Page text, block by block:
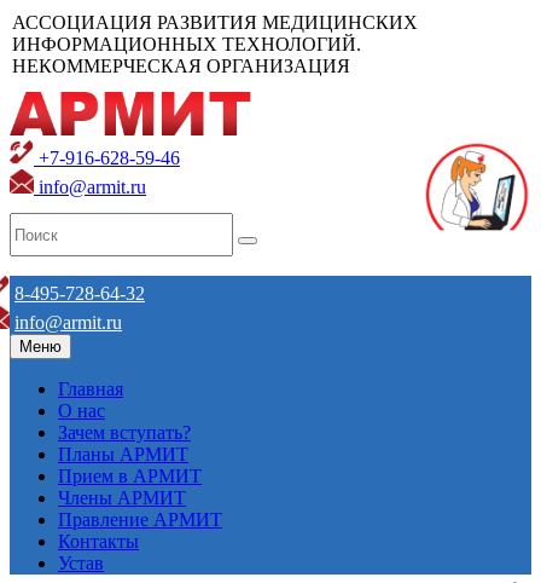
АССОЦИАЦИЯ РАЗВИТИЯ МЕДИЦИНСКИХ
ИНФОРМАЦИОННЫХ ТЕХНОЛОГИЙ.
НЕКОММЕРЧЕСКАЯ ОРГАНИЗАЦИЯ
+7-916-628-59-46
info@armit.ru
8-495-728-64-32
info@armit.ru
Меню
Главная
О нас
Зачем вступать?
Планы АРМИТ
Прием в АРМИТ
Члены АРМИТ
Правление АРМИТ
Контакты
Устав